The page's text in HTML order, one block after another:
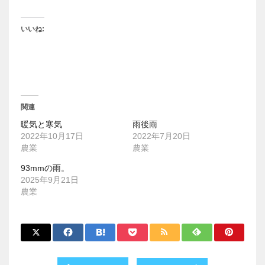
いいね:
関連
暖気と寒気
2022年10月17日
農業
雨後雨
2022年7月20日
農業
93mmの雨。
2025年9月21日
農業